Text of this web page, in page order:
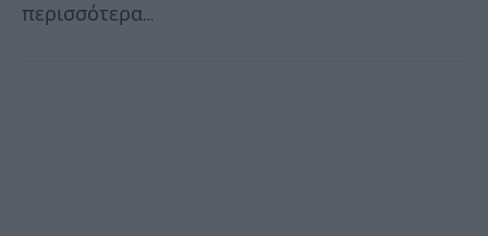
περισσότερα…